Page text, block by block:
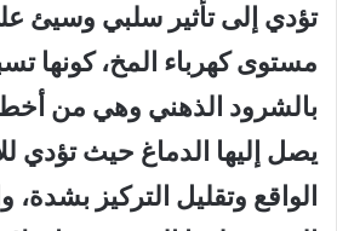
تؤدي إلى تأثير سلبي وسيئ
مستوى كهرباء المخ، كونها
بالشرود الذهني وهي من
يصل إليها الدماغ حيث تؤدي
الواقع وتقليل التركيز